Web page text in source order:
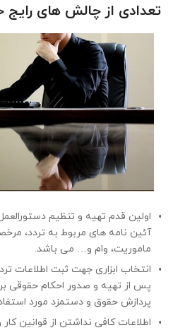
تعدادی از چالش های
اولین قدم تهیه و تنظیم
آئین نامه های مربوط به تردد،
ماموریت، وام و… می باشد.
انتخاب ابزاری جهت ثبت اطلاعات
پس از تهیه و صدور احكام حقوقی
پردازش حقوق و دستمزد مورد
اطلاعات كافی نداشتن از قوانین